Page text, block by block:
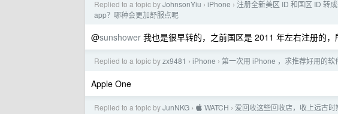
Replied to a topic byJohnsonYiu › iPhone › 注册全新美区 ID 和国区 ID 转
app？哪种会更加舒服点呢
@sunshower 我也是很早转的，之前国区是 2011 年左右注册的
Replied to a topic byzx9481 › iPhone › 第一次用 iPhone ，求推荐好用的软
Apple One
Replied to a topic byJunNKG ›  WATCH › 爱回收这些回收店，收上远古